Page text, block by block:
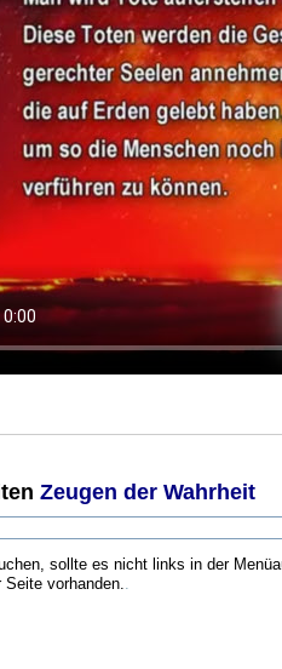
Zeugen der Wahrheit
sollte es nicht links in der
Seite vorhanden..